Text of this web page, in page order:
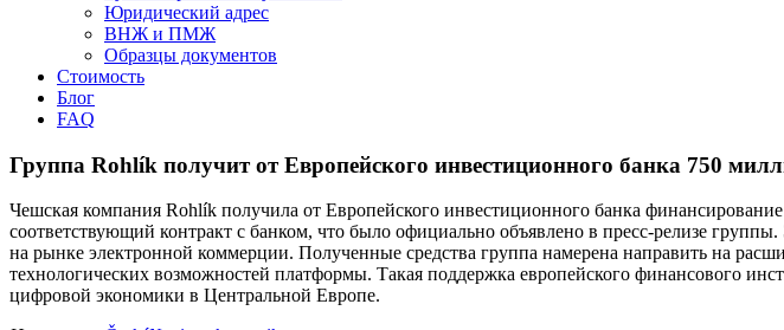
Юридический адрес
ВНЖ и ПМЖ
Образцы документов
Стоимость
Блог
FAQ
Группа Rohlík получит от Европейского инвестиционного банка 750
Чешская компания Rohlík получила от Европейского инвестиционного банка
соответствующий контракт с банком, что было официально объявлено в пресс-релизе
на рынке электронной коммерции. Полученные средства группа намерена направить на
технологических возможностей платформы. Такая поддержка европейского финансового
цифровой экономики в Центральной Европе.